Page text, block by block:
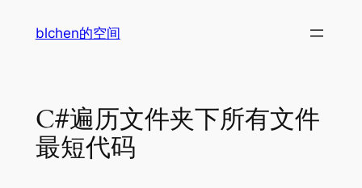
blchen的空间
C#遍历文件夹下所有文件
最短代码